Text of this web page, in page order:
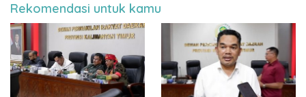
Rekomendasi untuk kamu